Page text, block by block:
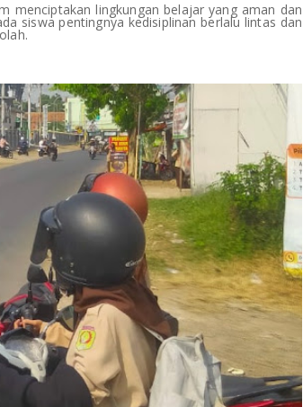
menciptakan lingkungan belajar yang aman dan
siswa pentingnya kedisiplinan berlalu lintas dan